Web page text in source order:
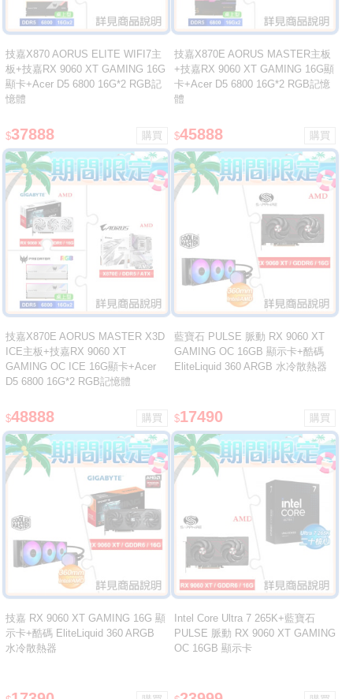
技嘉X870 AORUS ELITE WIFI7主
板+技嘉RX 9060 XT GAMING 16G
顯卡+Acer D5 6800 16G*2 RGB記
憶體
$37888
技嘉X870E AORUS MASTER主板
+技嘉RX 9060 XT GAMING 16G顯
卡+Acer D5 6800 16G*2 RGB記憶
體
$45888
技嘉X870E AORUS MASTER X3D
ICE主板+技嘉RX 9060 XT
GAMING OC ICE 16G顯卡+Acer
D5 6800 16G*2 RGB記憶體
$48888
藍寶石 PULSE 脈動 RX 9060 XT
GAMING OC 16GB 顯示卡+酷碼
EliteLiquid 360 ARGB 水冷散熱器
$17490
技嘉 RX 9060 XT GAMING 16G 顯
示卡+酷碼 EliteLiquid 360 ARGB
水冷散熱器
Intel Core Ultra 7 265K+藍寶石
PULSE 脈動 RX 9060 XT GAMING
OC 16GB 顯示卡